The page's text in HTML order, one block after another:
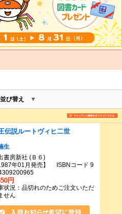
び替え
伝説ルートヴィヒ二世
生
書房新社 (Ｂ６)
1987年01月発売】 ISBNコード 9
円
状況：品切れのためご注文いただ
せん